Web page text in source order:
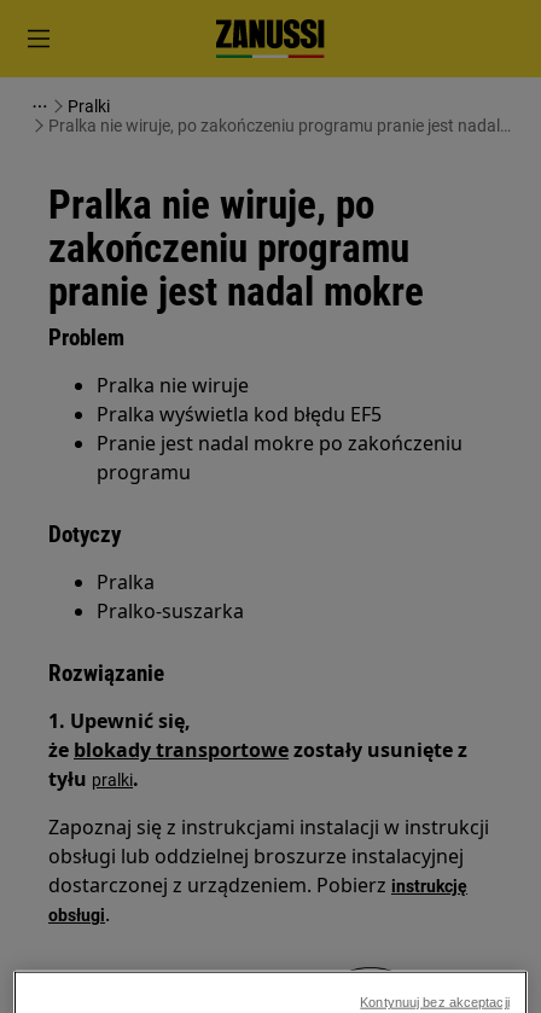
Pralki
Pralka nie wiruje, po zakończeniu programu pranie jest nadal
Pralka nie wiruje, po
zakończeniu programu
pranie jest nadal mokre
Problem
Pralka nie wiruje
Pralka wyświetla kod błędu EF5
Pranie jest nadal mokre po zakończeniu
programu
Dotyczy
Pralka
Pralko-suszarka
Rozwiązanie
1. Upewnić się,
że blokady transportowezostały usunięte z
tyłu pralki.
Zapoznaj się z instrukcjami instalacji w instrukcji
obsługi lub oddzielnej broszurze instalacyjnej
dostarczonej z urządzeniem. Pobierz instrukcję
obsługi.
Kontynuuj bez akceptacji